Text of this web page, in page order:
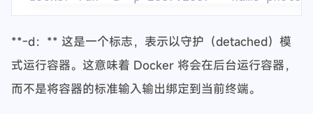
**-d：** 这是一个标志，表示以守护（detached）模
式运行容器。这意味着 Docker 将会在后台运行容器，
而不是将容器的标准输入输出绑定到当前终端。